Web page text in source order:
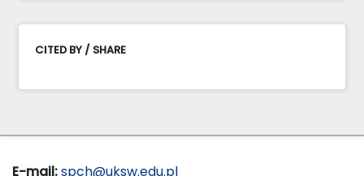
CITED BY / SHARE
E-mail:spch@uksw.edu.pl